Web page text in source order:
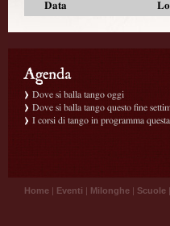
Data
Dove si balla tango oggi
Dove si balla tango questo fine
I corsi di tango in programma
Home | Eventi | Milonghe | Scuole |